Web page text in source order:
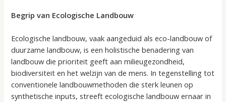
Begrip van Ecologische Landbouw
Ecologische landbouw, vaak aangeduid als eco-landbouw of
duurzame landbouw, is een holistische benadering van
landbouw die prioriteit geeft aan milieugezondheid,
biodiversiteit en het welzijn van de mens. In tegenstelling tot
conventionele landbouwmethoden die sterk leunen op
synthetische inputs, streeft ecologische landbouw ernaar in